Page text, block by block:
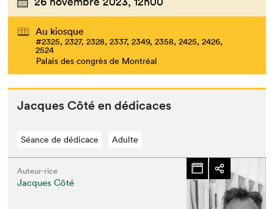
Au kiosque
#2325, 2327, 2328, 2337, 2349, 2358, 2425, 2426,
2524
Palais des congrès de Montréal
Jacques Côté en dédicaces
Séance de dédicace Adulte
Auteur·rice
Jacques Côté